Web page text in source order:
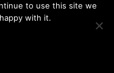
to use this site we
with it.